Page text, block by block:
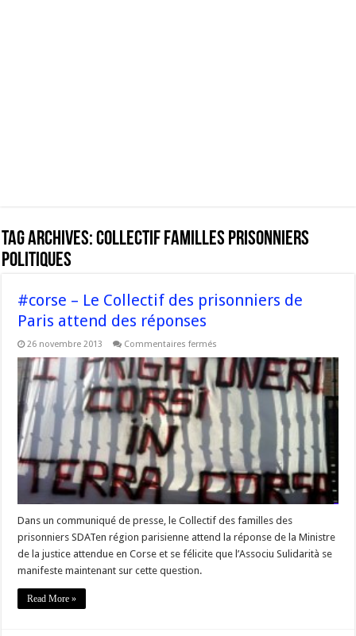
Tag Archives:Collectif familles prisonniers
politiques
#corse – Le Collectif des prisonniers de
Paris attend des réponses
26 novembre 2013 Commentaires fermés
–
Le
Collectif
des
prisonniers
de
Paris
des
réponses
Dans un communiqué de presse, le Collectif des familles des
prisonniers SDATen région parisienne attend la réponse de la Ministre
de la justice attendue en Corse et se félicite que l’Associu Sulidarità se
manifeste maintenant sur cette question.
Read More »